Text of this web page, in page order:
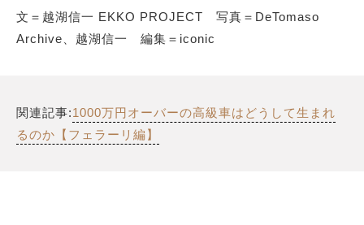
文＝越湖信一 EKKO PROJECT 写真＝DeTomaso
Archive、越湖信一 編集＝iconic
関連記事:1000万円オーバーの高級車はどうして生まれ
るのか【フェラーリ編】